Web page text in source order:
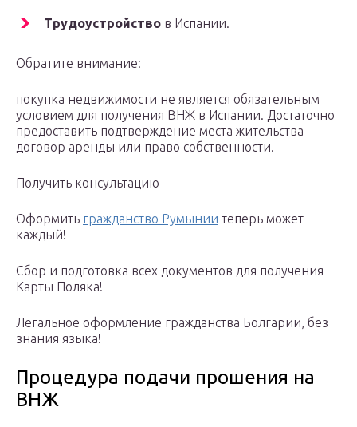
Трудоустройство в Испании.
Обратите внимание:
покупка недвижимости не является обязательным
условием для получения ВНЖ в Испании. Достаточно
предоставить подтверждение места жительства –
договор аренды или право собственности.
Получить консультацию
Оформить гражданство Румынии теперь может
каждый!
Сбор и подготовка всех документов для получения
Карты Поляка!
Легальное оформление гражданства Болгарии, без
знания языка!
Процедура подачи прошения на
ВНЖ